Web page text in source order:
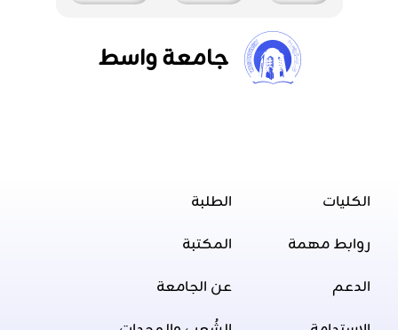
جامعة واسط
الكليات
روابط مهمة
الدعم
الطلبة
المكتبة
عن الجامعة